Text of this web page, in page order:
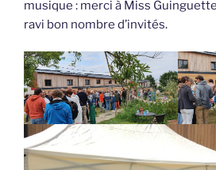
musique : merci à Miss
ravi bon nombre d’invités.